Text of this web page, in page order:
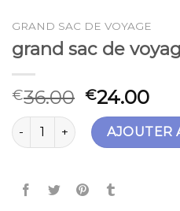
GRAND SAC DE VOYAGE
grand sac de
€36.00 €24.00
quantité de grand sac de
AJOUTER